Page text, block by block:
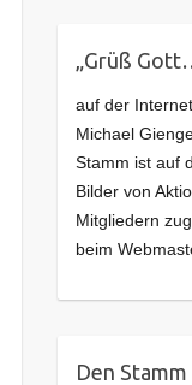
„Grüß
auf der
Michael
Stamm ist auf
Bilder von
Mitgliedern
beim
Den